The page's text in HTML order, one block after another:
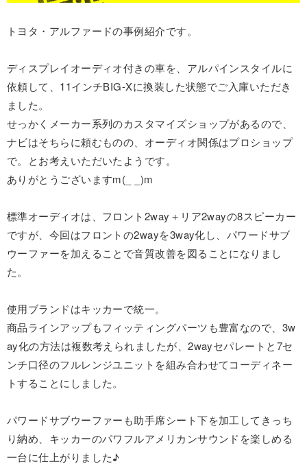
トヨタ・アルファードの事例紹介です。
ディスプレイオーディオ付きの車を、アルパインスタイルに
依頼して、11インチBIG-Xに換装した状態でご入庫いただき
ました。
せっかくメーカー系列のカスタマイズショップがあるので、
ナビはそちらに頼むものの、オーディオ関係はプロショップ
で。とお考えいただいたようです。
ありがとうございますm(_ _)m
標準オーディオは、フロント2way＋リア2wayの8スピーカー
ですが、今回はフロントの2wayを3way化し、パワードサブ
ウーファーを加えることで音質改善を図ることになりまし
た。
使用ブランドはキッカーで統一。
商品ラインアップもフィッティングパーツも豊富なので、3w
ay化の方法は複数考えられましたが、2wayセパレートと7セ
ンチ口径のフルレンジユニットを組み合わせてコーディネー
トすることにしました。
パワードサブウーファーも助手席シート下を加工してきっち
り納め、キッカーのパワフルアメリカンサウンドを楽しめる
一台に仕上がりました♪